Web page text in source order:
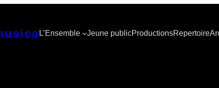
L’Ensemble Jeune publicProductionsRepertoire